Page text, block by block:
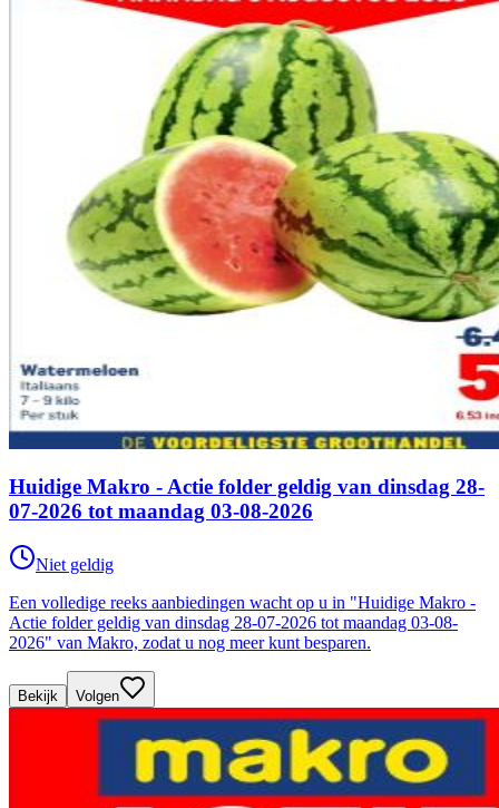
Huidige Makro - Actie folder geldig van dinsdag 28-
07-2026 tot maandag 03-08-2026
Niet geldig
Een volledige reeks aanbiedingen wacht op u in "Huidige Makro -
Actie folder geldig van dinsdag 28-07-2026 tot maandag 03-08-
2026" van Makro, zodat u nog meer kunt besparen.
Bekijk Volgen